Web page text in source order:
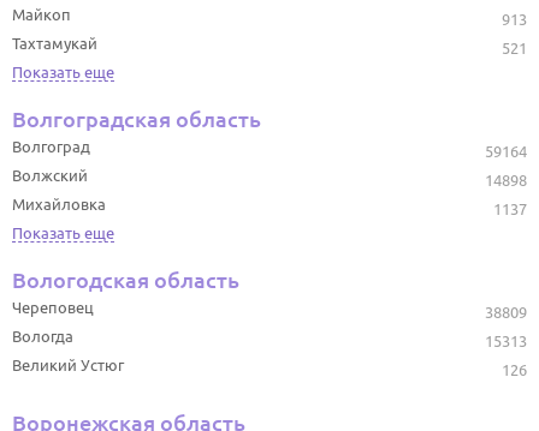
913
Майкоп
521
Тахтамукай
Показать еще
Волгоградская область
59164
Волгоград
14898
Волжский
1137
Михайловка
Показать еще
Вологодская область
38809
Череповец
15313
Вологда
126
Великий Устюг
Воронежская область